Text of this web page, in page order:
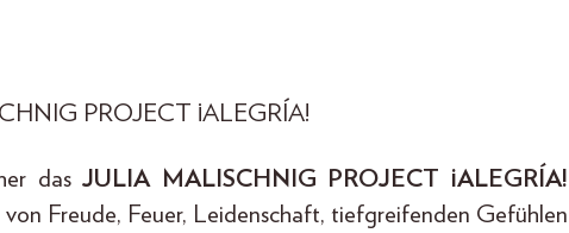
PROJECT ¡ALEGRÍA!
dasJULIA MALISCHNIG PROJECT ¡ALEGRÍA!
Freude, Feuer, Leidenschaft, tiefgreifenden Gefühlen